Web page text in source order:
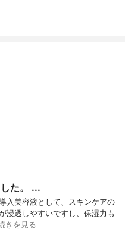
た。 ...
入美容液として、スキンケアの
浸透しやすいですし、保湿力も
きを見る